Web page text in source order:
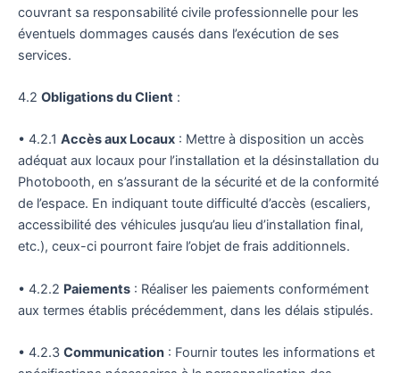
couvrant sa responsabilité civile professionnelle pour les
éventuels dommages causés dans l’exécution de ses
services.
4.2 Obligations du Client :
• 4.2.1 Accès aux Locaux : Mettre à disposition un accès
adéquat aux locaux pour l’installation et la désinstallation du
Photobooth, en s’assurant de la sécurité et de la conformité
de l’espace. En indiquant toute difficulté d’accès (escaliers,
accessibilité des véhicules jusqu’au lieu d’installation final,
etc.), ceux-ci pourront faire l’objet de frais additionnels.
• 4.2.2 Paiements : Réaliser les paiements conformément
aux termes établis précédemment, dans les délais stipulés.
• 4.2.3 Communication : Fournir toutes les informations et